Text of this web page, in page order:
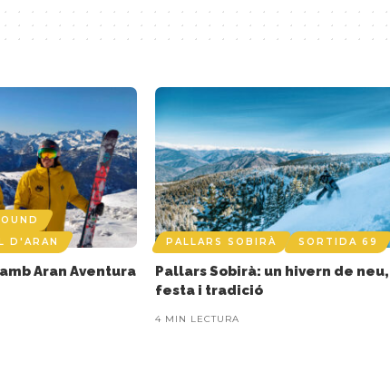
D'ARAN
Aran Aventura
PALLARS SOBIRÀ SORTIDA 69
Pallars Sobirà: un hivern de neu,
festa i tradició
4 MIN LECTURA